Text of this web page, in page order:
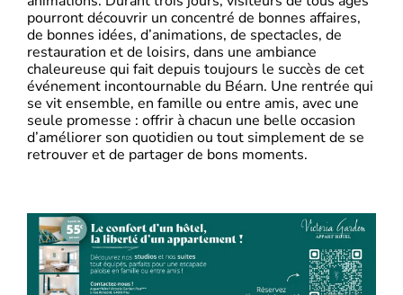
pourront découvrir un concentré de bonnes affaires,
de bonnes idées, d’animations, de spectacles, de
restauration et de loisirs, dans une ambiance
chaleureuse qui fait depuis toujours le succès de cet
événement incontournable du Béarn. Une rentrée qui
se vit ensemble, en famille ou entre amis, avec une
seule promesse : offrir à chacun une belle occasion
d’améliorer son quotidien ou tout simplement de se
retrouver et de partager de bons moments.